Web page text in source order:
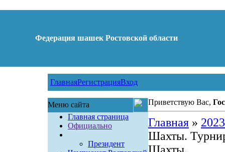
Федерация шашек Ростовской области
ГлавнаяРегистрацияВход
Меню сайта
Главная страница
Официально
Президент
Приветствую Вас,
Главная» 2023
Шахты.